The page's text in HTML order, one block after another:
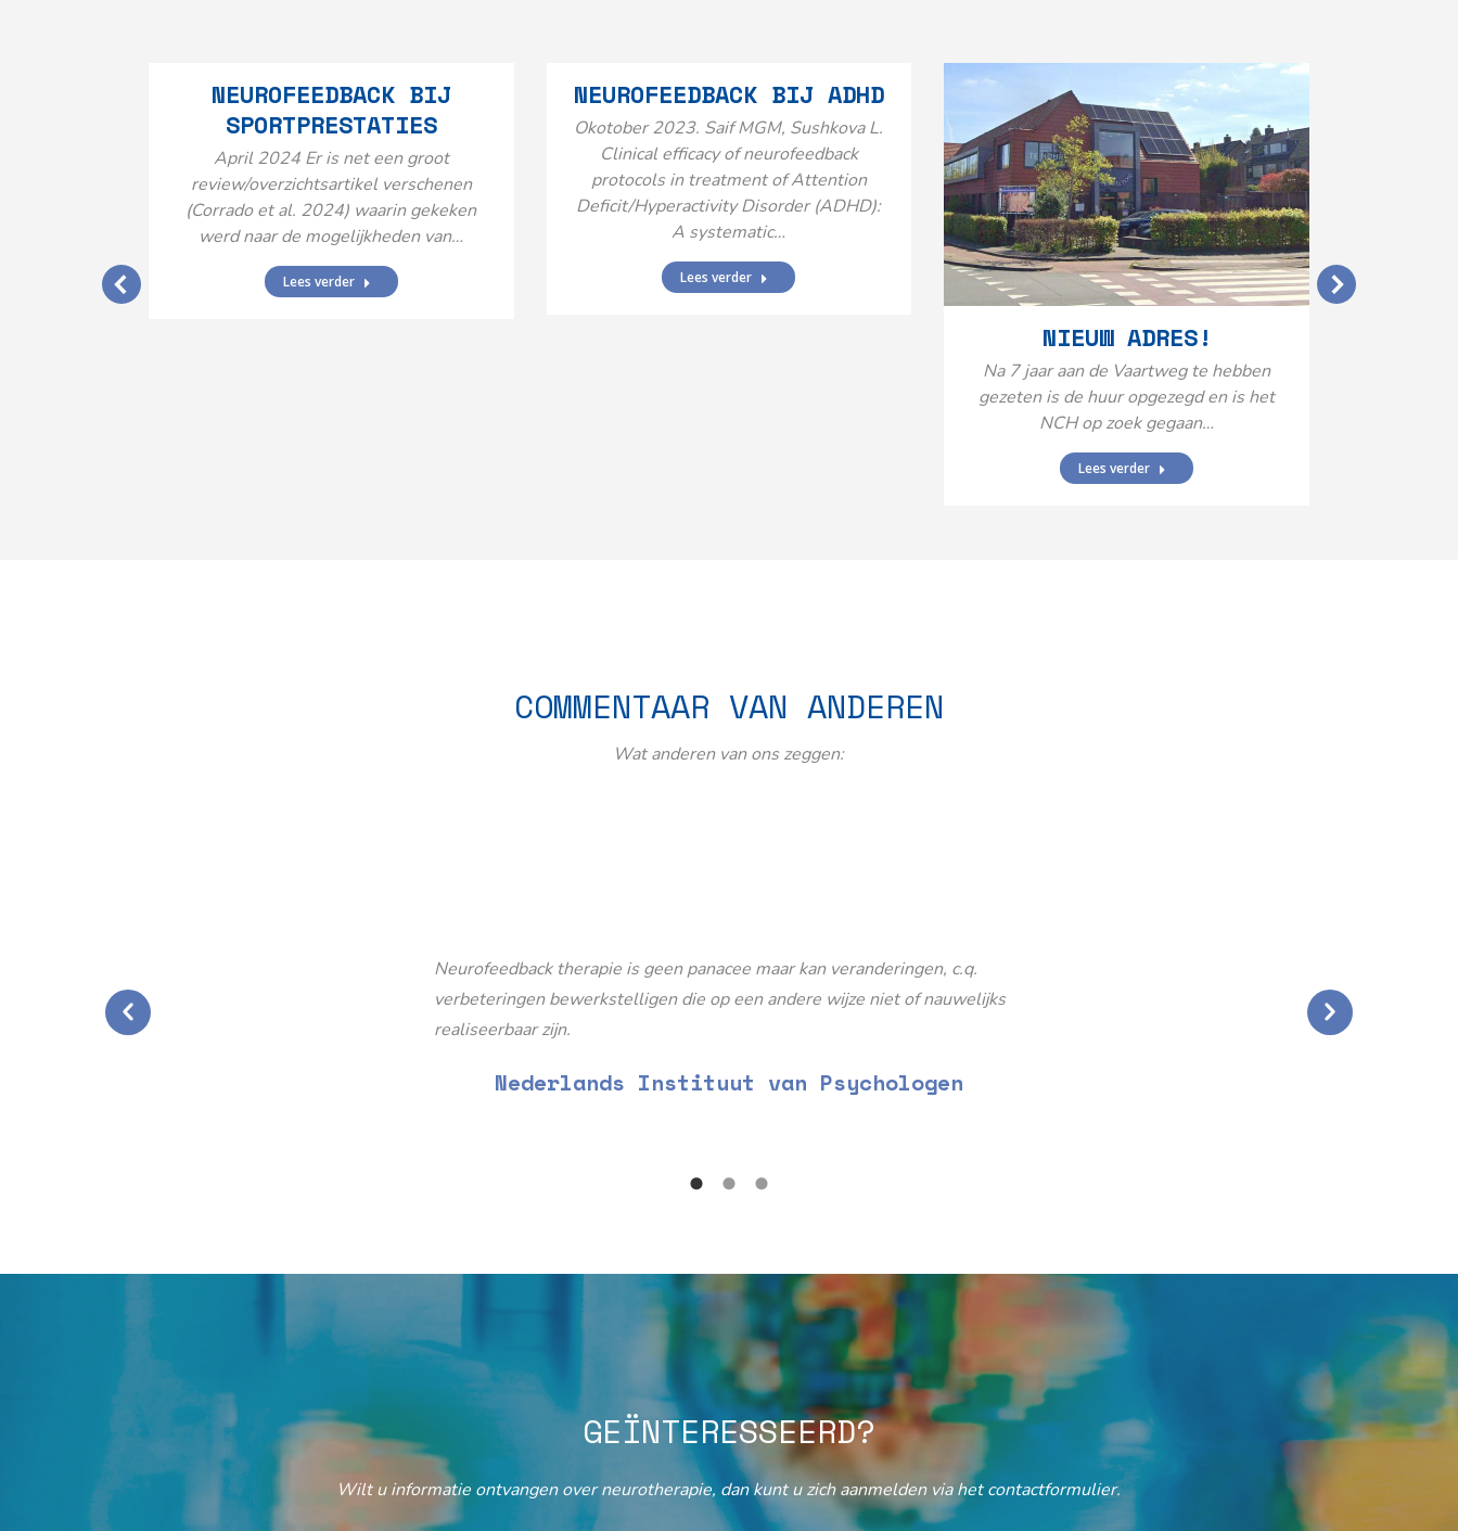
NEUROFEEDBACK BIJ
SPORTPRESTATIES
April 2024 Er is net een groot
review/overzichtsartikel verschenen
(Corrado et al. 2024) waarin gekeken
werd naar de mogelijkheden van…
Lees verder
NEUROFEEDBACK BIJ ADHD
Okotober 2023. Saif MGM, Sushkova L.
Clinical efficacy of neurofeedback
protocols in treatment of Attention
Deficit/Hyperactivity Disorder (ADHD):
A systematic…
Lees verder
NIEUW ADRES!
Na 7 jaar aan de Vaartweg te hebben
gezeten is de huur opgezegd en is het
NCH op zoek gegaan…
Lees verder
COMMENTAAR VAN ANDEREN
Wat anderen van ons zeggen:
Neurofeedback therapie is geen panacee maar kan veranderingen, c.q.
verbeteringen bewerkstelligen die op een andere wijze niet of nauwelijks
realiseerbaar zijn.
Nederlands Instituut van Psychologen
GEÏNTERESSEERD?
Wilt u informatie ontvangen over neurotherapie, dan kunt u zich aanmelden via het contactformulier.